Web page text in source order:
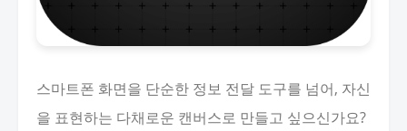
스마트폰 화면을 단순한 정보 전달 도구를 넘어, 자신
을 표현하는 다채로운 캔버스로 만들고 싶으신가요?